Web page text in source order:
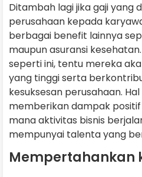
Ditambah lagi jika gaji yang
perusahaan kepada
berbagai benefit lainnya
maupun asuransi
seperti ini, tentu mereka
yang tinggi serta
kesuksesan perusahaan.
memberikan dampak
mana aktivitas bisnis
mempunyai talenta yang
Mempertahankan